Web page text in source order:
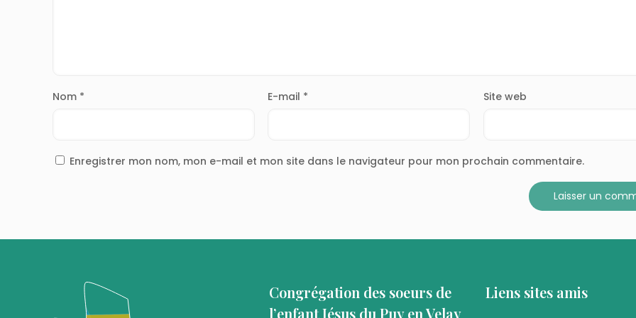
Nom * E-mail * Site web
Enregistrer mon nom, mon e-mail et mon site dans le navigateur pour mon prochain commentaire.
Congrégation des soeurs de
l’enfant Jésus du Puy en Velay
Liens sites amis